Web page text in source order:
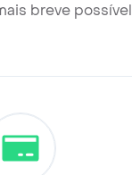
breve possível